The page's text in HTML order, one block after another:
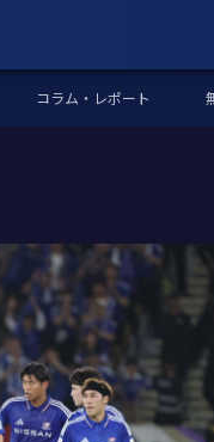
コラム・レポート